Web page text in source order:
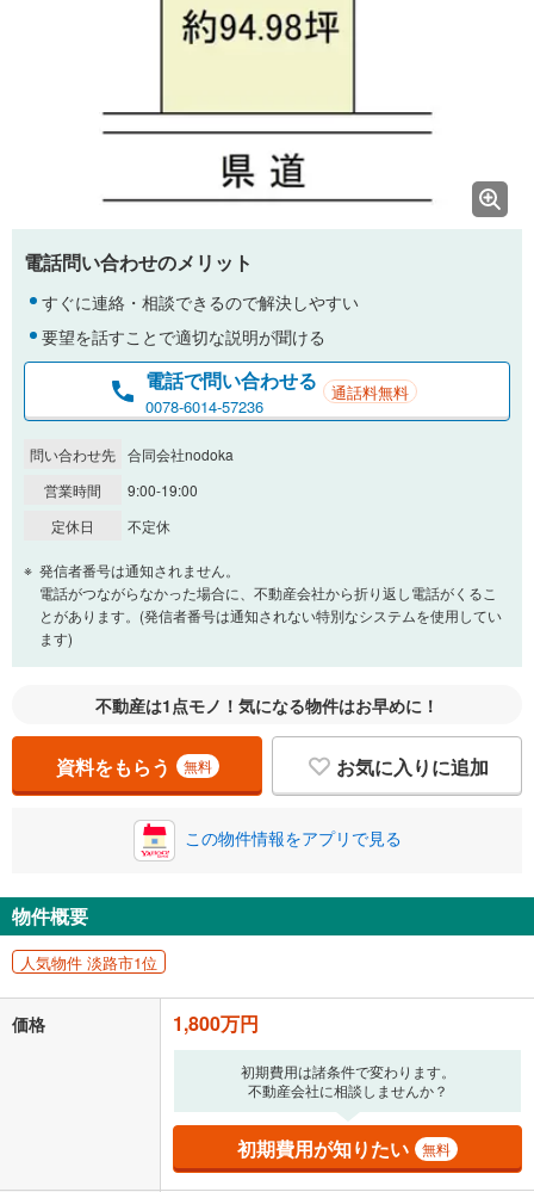
電話問い合わせのメリット
すぐに連絡・相談できるので解決しやすい
要望を話すことで適切な説明が聞ける
電話で問い合わせる
0078-6014-57236
通話料無料
問い合わせ先 合同会社nodoka
営業時間
9:00-19:00
定休日
不定休
発信者番号は通知されません。
電話がつながらなかった場合に、不動産会社から折り返し電話がくるこ
とがあります。(発信者番号は通知されない特別なシステムを使用してい
ます)
不動産は1点モノ！気になる物件はお早めに！
資料をもらう 無料 お気に入りに追加
この物件情報をアプリで見る
物件概要
人気物件 淡路市1位
価格 1,800万円
初期費用は諸条件で変わります。
不動産会社に相談しませんか？
初期費用が知りたい 無料